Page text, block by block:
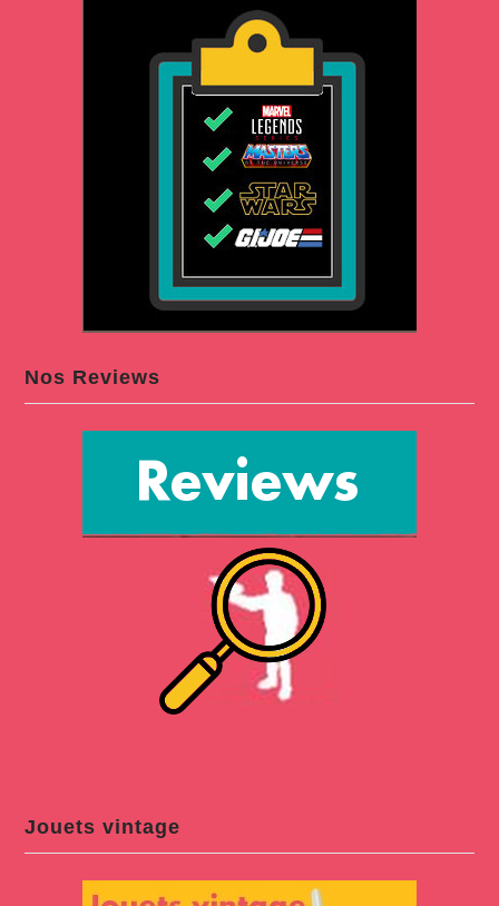
Nos Reviews
Jouets vintage